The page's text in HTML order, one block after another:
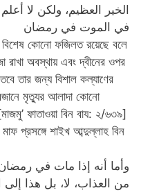
الخير العظيم، ولكن لا
في الموت في رمضان
বিশেষ কোনো ফজিলত রয়েছে বলে
অবস্থায় এবং দ্বীনের ওপর
তার জন্য বিশাল কল্যাণের
মৃত্যুর আলাদা কোনো
ফাতাওয়া বিন বায: ২/৬৩৯]
প্রসঙ্গে শাইখ আব্দুল্লাহ বিন
وأما أنه إذا مات في
من العذاب، لا، بل هذا